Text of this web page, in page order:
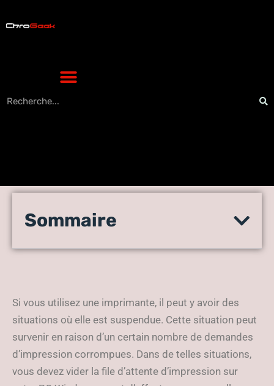
Comment effacer la fichier
Windows facilement (2021)
Sommaire
Si vous utilisez une imprimante, il peut y avoir des
situations où elle est suspendue. Cette situation peut
survenir en raison d’un certain nombre de demandes
d’impression corrompues. Dans de telles situations,
vous devez vider la file d’attente d’impression sur